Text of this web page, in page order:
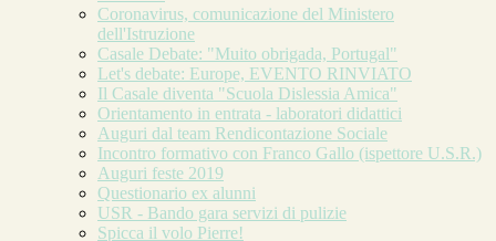
Coronavirus, comunicazione del Ministero
dell'Istruzione
Casale Debate: "Muito obrigada, Portugal"
Let's debate: Europe, EVENTO RINVIATO
Il Casale diventa "Scuola Dislessia Amica"
Orientamento in entrata - laboratori didattici
Auguri dal team Rendicontazione Sociale
Incontro formativo con Franco Gallo (ispettore U.S.R.)
Auguri feste 2019
Questionario ex alunni
USR - Bando gara servizi di pulizie
Spicca il volo Pierre!